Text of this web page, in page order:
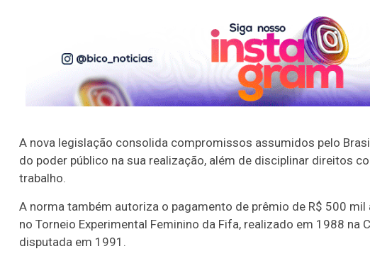
A nova legislação consolida compromissos assumidos pelo
do poder público na sua realização, além de disciplinar direitos
trabalho.
A norma também autoriza o pagamento de prêmio de R$ 500
no Torneio Experimental Feminino da Fifa, realizado em 1988 na
disputada em 1991.